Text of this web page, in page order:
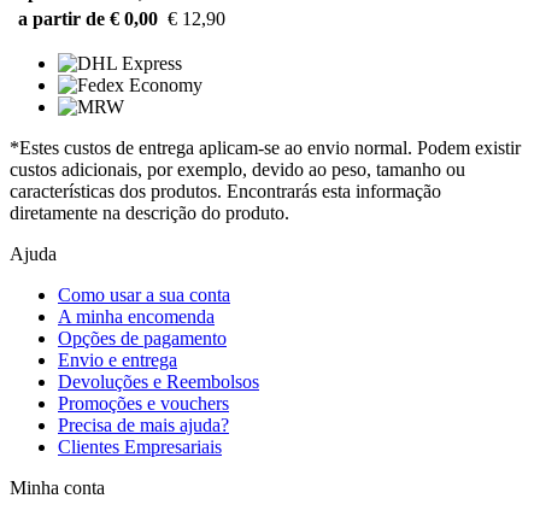
a partir de € 0,00 € 12,90
*Estes custos de entrega aplicam-se ao envio normal. Podem existir
custos adicionais, por exemplo, devido ao peso, tamanho ou
características dos produtos. Encontrarás esta informação
diretamente na descrição do produto.
Ajuda
Como usar a sua conta
A minha encomenda
Opções de pagamento
Envio e entrega
Devoluções e Reembolsos
Promoções e vouchers
Precisa de mais ajuda?
Clientes Empresariais
Minha conta